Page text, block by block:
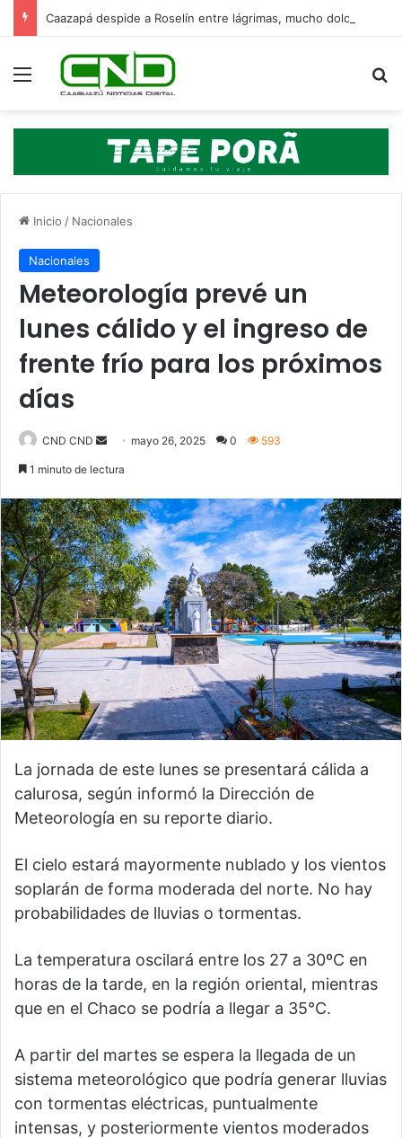
Menú
Inicio / Nacionales
Nacionales
Meteorología prevé un
lunes cálido y el ingreso de
frente frío para los próximos
días
CND CND
d
a
n
e
m
a
i
l
mayo 26, 2025 0 593
1 minuto de lectura
La jornada de este lunes se presentará cálida a
calurosa, según informó la Dirección de
Meteorología en su reporte diario.
El cielo estará mayormente nublado y los vientos
soplarán de forma moderada del norte. No hay
probabilidades de lluvias o tormentas.
La temperatura oscilará entre los 27 a 30ºC en
horas de la tarde, en la región oriental, mientras
que en el Chaco se podría a llegar a 35°C.
A partir del martes se espera la llegada de un
sistema meteorológico que podría generar lluvias
con tormentas eléctricas, puntualmente
intensas, y posteriormente vientos moderados